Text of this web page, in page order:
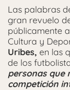
Las palabras
gran revuelo
públicamente
Cultura y
Uribes, en las
de los
personas que
competición